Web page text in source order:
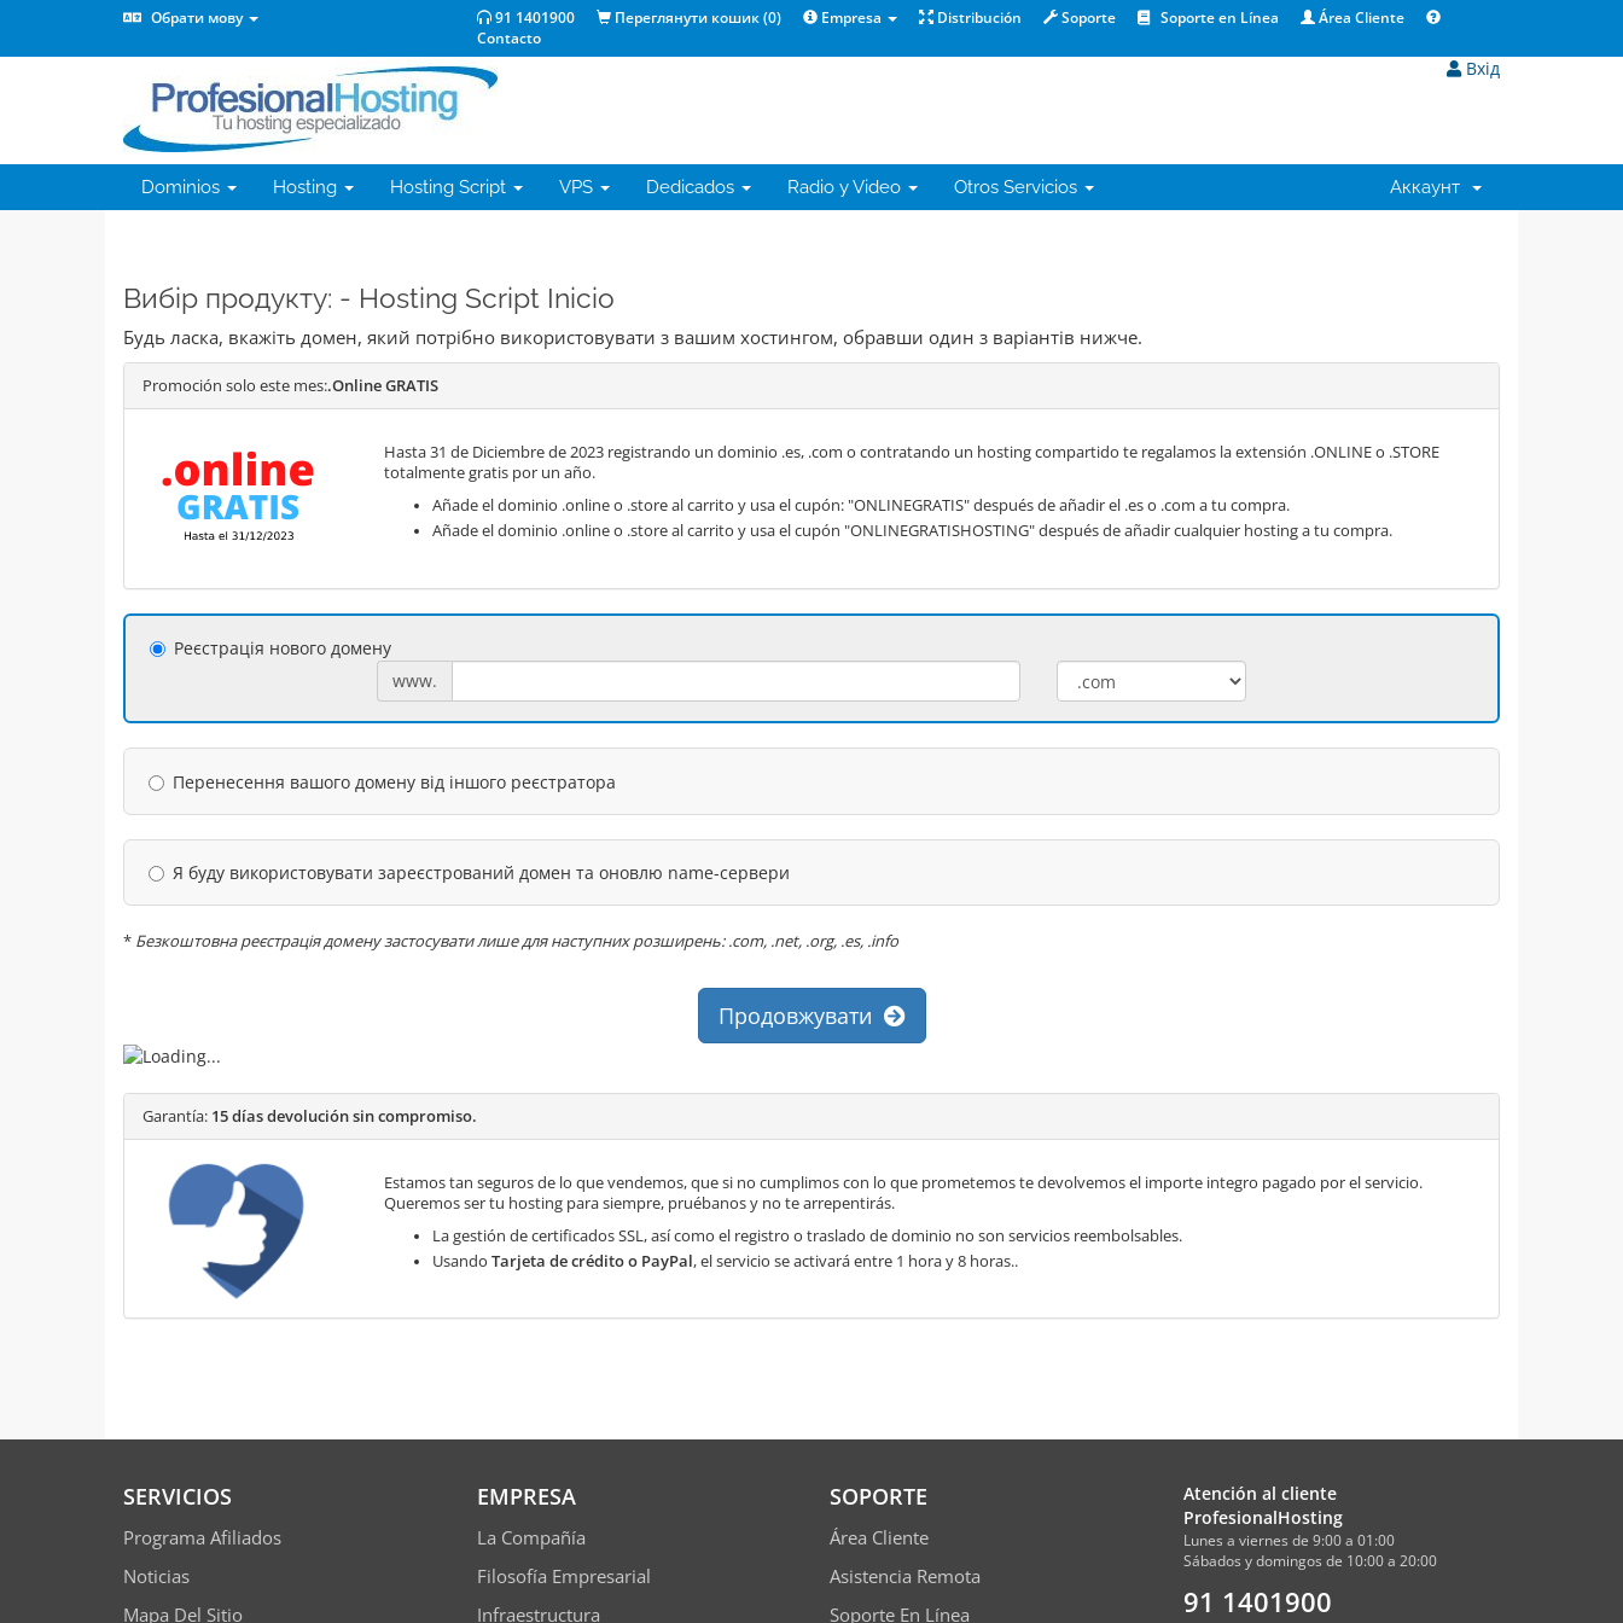
Обрати мову 91 1401900 Переглянути кошик (0) Empresa Distribución Soporte Soporte en Línea
Área Cliente
Contacto
Вхід
Dominios Hosting Hosting Script VPS Dedicados Radio y Video Otros Servicios Аккаунт
Вибір продукту: - Hosting Script Inicio
Будь ласка, вкажіть домен, який потрібно використовувати з вашим хостингом, обравши один з варіантів нижче.
Promoción solo este mes:.Online GRATIS
Hasta 31 de Diciembre de 2023 registrando un dominio .es, .com o contratando un hosting compartido te regalamos la extensión .ONLINE o .STORE
totalmente gratis por un año.
Añade el dominio .online o .store al carrito y usa el cupón: "ONLINEGRATIS" después de añadir el .es o .com a tu compra.
Añade el dominio .online o .store al carrito y usa el cupón "ONLINEGRATISHOSTING" después de añadir cualquier hosting a tu compra.
Реєстрація нового домену
www.
Перенесення вашого домену від іншого реєстратора
Я буду використовувати зареєстрований домен та оновлю name-сервери
* Безкоштовна реєстрація домену застосувати лише для наступних розширень: .com, .net, .org, .es, .info
Продовжувати
Garantía: 15 días devolución sin compromiso.
Estamos tan seguros de lo que vendemos, que si no cumplimos con lo que prometemos te devolvemos el importe integro pagado por el servicio.
Queremos ser tu hosting para siempre, pruébanos y no te arrepentirás.
La gestión de certificados SSL, así como el registro o traslado de dominio no son servicios reembolsables.
Usando Tarjeta de crédito o PayPal, el servicio se activará entre 1 hora y 8 horas..
SERVICIOS
Programa Afiliados
Noticias
Mapa Del Sitio
EMPRESA
La Compañía
Filosofía Empresarial
Infraestructura
SOPORTE
Área Cliente
Asistencia Remota
Soporte En Línea
Atención al cliente
ProfesionalHosting
Lunes a viernes de 9:00 a 01:00
Sábados y domingos de 10:00 a 20:00
91 1401900